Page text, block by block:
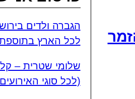
הגברה ולדים
לכל הארץ
שלומי שטרית –
(לכל סוגי